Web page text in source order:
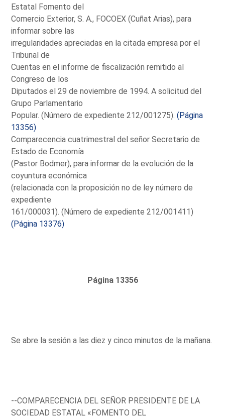
Estatal Fomento del
Comercio Exterior, S. A., FOCOEX (Cuñat Arias), para
informar sobre las
irregularidades apreciadas en la citada empresa por el
Tribunal de
Cuentas en el informe de fiscalización remitido al
Congreso de los
Diputados el 29 de noviembre de 1994. A solicitud del
Grupo Parlamentario
Popular. (Número de expediente 212/001275).(Página
13356)
Comparecencia cuatrimestral del señor Secretario de
Estado de Economía
(Pastor Bodmer), para informar de la evolución de la
coyuntura económica
(relacionada con la proposición no de ley número de
expediente
161/000031). (Número de expediente 212/001411)
(Página 13376)
Página 13356
Se abre la sesión a las diez y cinco minutos de la mañana.
--COMPARECENCIA DEL SEÑOR PRESIDENTE DE LA
SOCIEDAD ESTATAL «FOMENTO DEL